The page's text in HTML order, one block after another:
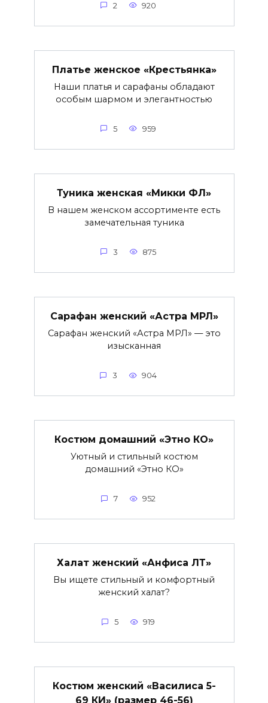
2 920
Платье женское «Крестьянка»
Наши платья и сарафаны обладают
особым шармом и элегантностью
5 959
Туника женская «Микки ФЛ»
В нашем женском ассортименте есть
замечательная туника
3 875
Сарафан женский «Астра МРЛ»
Сарафан женский «Астра МРЛ» — это
изысканная
3 904
Костюм домашний «Этно КО»
Уютный и стильный костюм
домашний «Этно КО»
7 952
Халат женский «Анфиса ЛТ»
Вы ищете стильный и комфортный
женский халат?
5 919
Костюм женский «Василиса 5-
69 КИ» (размер 46-56)